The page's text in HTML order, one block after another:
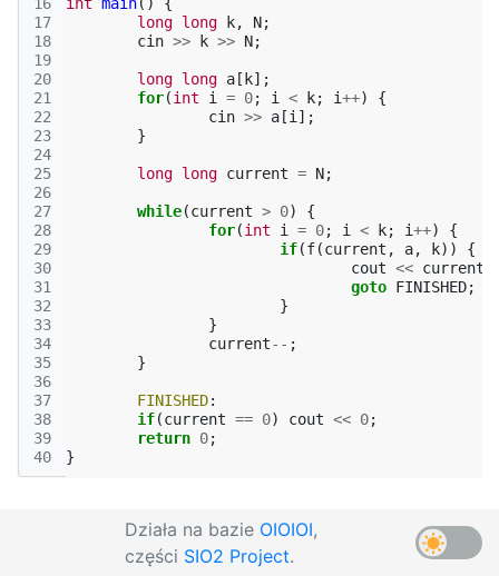
17
18
19
20
21
22
23
24
25
26
27
28
29
30
31
32
33
34
35
36
37
38
39
40
long long k, N;
cin >> k >> N;
long long a [ k];
for(int i = 0; i < k; i++)
{
cin >> a [i ];
}
long long current = N;
while(current > 0)
{
for(int i = 0; i < k; i++)
{
if(f(current , a, k))
{
cout << current
goto FINISHED;
}
}
current-- ;
}
FINISHED:
if(current == 0) cout << 0;
return 0;
}
Działa na bazie OIOIOI,
części SIO2 Project.